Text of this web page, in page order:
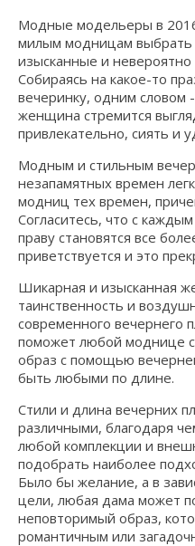
Модные модельеры в
милым модницам выбрать
изысканные и невероятно
Собираясь на какое-то
вечеринку, одним словом
женщина стремится
привлекательно, сиять и
Модным и стильным
незапамятных времен
модниц тех времен,
Согласитесь, что с
праву становятся все
приветствуется и это
Шикарная и изысканная
таинственность и
современного вечернего
поможет любой моднице
образ с помощью
быть любыми по длине.
Стили и длина вечерних
различными, благодаря
любой комплекции и
подобрать наиболее
Было бы желание, а в
цели, любая дама может
неповторимый образ,
романтичным или